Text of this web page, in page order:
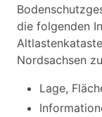
die folgenden
Nordsachsen
Lage,